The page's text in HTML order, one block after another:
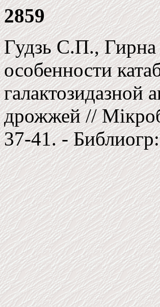
2859
Гудзь С.П.,
особенности
галактозидазной
дрожжей //
37-41. -